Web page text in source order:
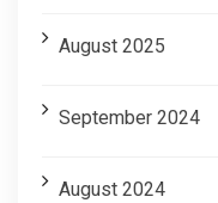
August 2025
September 2024
August 2024